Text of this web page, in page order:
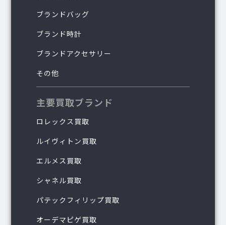
ブランドバッグ
ブランド時計
ブランドアクセサリー
その他
主要買取ブランド
ロレックス買取
ルイヴィトン買取
エルメス買取
シャネル買取
パテックフィリップ買取
オーデマピゲ買取